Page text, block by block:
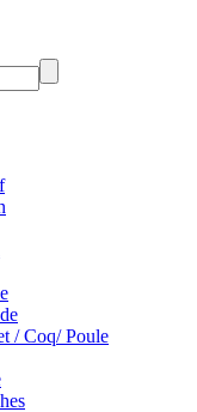
/ Coq/ Poule